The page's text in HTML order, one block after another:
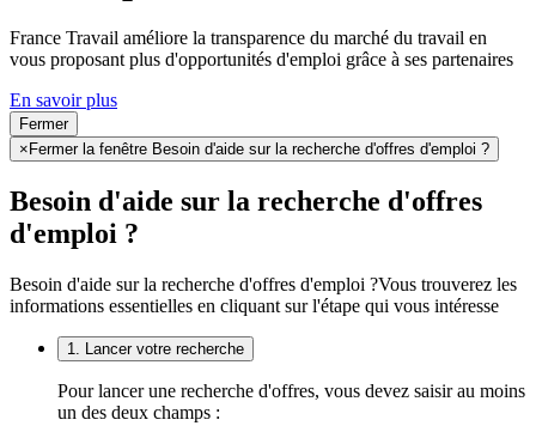
France Travail améliore la transparence du marché du travail en
vous proposant plus d'opportunités d'emploi grâce à ses partenaires
En savoir plus
Fermer
× Fermer la fenêtre Besoin d'aide sur la recherche d'offres d'emploi ?
Besoin d'aide sur la recherche d'offres
d'emploi ?
Besoin d'aide sur la recherche d'offres d'emploi ?Vous trouverez les
informations essentielles en cliquant sur l'étape qui vous intéresse
1. Lancer votre recherche
Pour lancer une recherche d'offres, vous devez saisir au moins
un des deux champs :